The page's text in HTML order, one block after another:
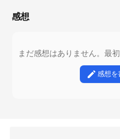
感想
まだ感想はありません。最
感想を